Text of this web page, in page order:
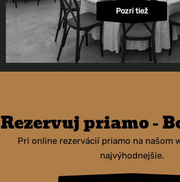
Pozri tiež
Rezervuj priamo -
Pri online rezervácií priamo na našom
najvýhodnejšie.